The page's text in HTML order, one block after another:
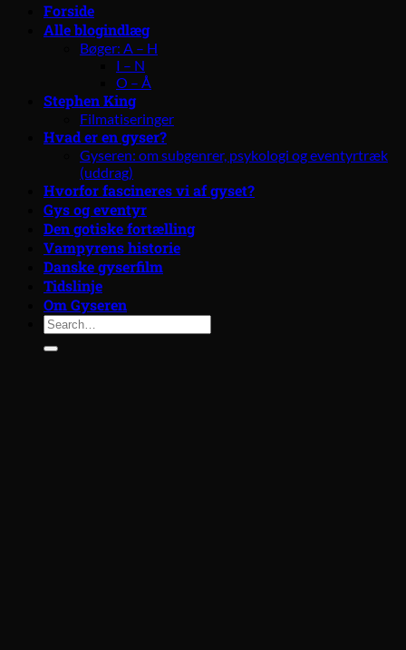
Forside
Alle blogindlæg
Bøger: A – H
I – N
O – Å
Stephen King
Filmatiseringer
Hvad er en gyser?
Gyseren: om subgenrer, psykologi og eventyrtræk
(uddrag)
Hvorfor fascineres vi af gyset?
Gys og eventyr
Den gotiske fortælling
Vampyrens historie
Danske gyserfilm
Tidslinje
Om Gyseren